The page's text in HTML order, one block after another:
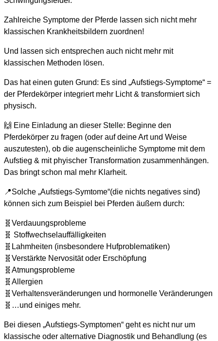
Zahlreiche Symptome der Pferde lassen sich nicht mehr
klassischen Krankheitsbildern zuordnen!
Und lassen sich entsprechen auch nicht mehr mit
klassischen Methoden lösen.
Das hat einen guten Grund: Es sind „Aufstiegs-Symptome“ =
der Pferdekörper integriert mehr Licht & transformiert sich
physisch.
🙌 Eine Einladung an dieser Stelle: Beginne den
Pferdekörper zu fragen (oder auf deine Art und Weise
auszutesten), ob die augenscheinliche Symptome mit dem
Aufstieg & mit phyischer Transformation zusammenhängen.
Das bringt schon mal mehr Klarheit.
📍Solche „Aufstiegs-Symtome“(die nichts negatives sind)
können sich zum Beispiel bei Pferden äußern durch:
🧬Verdauungsprobleme
🧬 Stoffwechselauffälligkeiten
🧬Lahmheiten (insbesondere Hufproblematiken)
🧬Verstärkte Nervosität oder Erschöpfung
🧬Atmungsprobleme
🧬Allergien
🧬Verhaltensveränderungen und hormonelle Veränderungen
🧬…und einiges mehr.
Bei diesen „Aufstiegs-Symptomen“ geht es nicht nur um
klassische oder alternative Diagnostik und Behandlung (es